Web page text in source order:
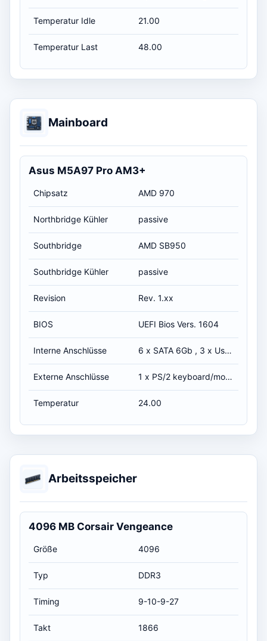
Temperatur Idle 21.00
Temperatur Last 48.00
Mainboard
Asus M5A97 Pro AM3+
Chipsatz AMD 970
Northbridge Kühler passive
Southbridge AMD SB950
Southbridge Kühler passive
Revision Rev. 1.xx
BIOS UEFI Bios Vers. 1604
Interne Anschlüsse 6 x SATA 6Gb , 3 x Usb 2.0
Externe Anschlüsse 1 x PS/2 keyboard/mouse combo port(s) 2 x eSATA 3Gb/s 1 x LAN (RJ45) port(s) 2 x USB 3.0 8 x USB 2.0 1 x Optical S/PDIF out 7.1 HD Audio
Temperatur 24.00
Arbeitsspeicher
4096 MB Corsair Vengeance
Größe 4096
Typ DDR3
Timing 9-10-9-27
Takt 1866